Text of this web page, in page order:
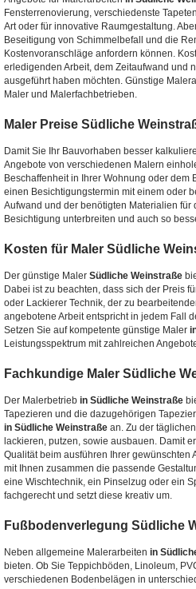
Fensterrenovierung, verschiedenste
Art oder für innovative Raumgestaltung.
Beseitigung von Schimmelbefall und die
Kostenvoranschläge anfordern können.
erledigenden Arbeit, dem Zeitaufwand und
ausgeführt haben möchten. Günstige
Maler und Malerfachbetrieben.
Maler Preise Südliche
Damit Sie Ihr Bauvorhaben besser
Angebote von verschiedenen Malern
Beschaffenheit in Ihrer Wohnung oder dem
einen Besichtigungstermin mit einem oder
Aufwand und der benötigten Materialien
Besichtigung unterbreiten und auch so
Kosten für Maler Südliche
Der günstige Maler Südliche Weinstraße
Dabei ist zu beachten, dass sich der Preis
oder Lackierer Technik, der zu
angebotene Arbeit entspricht in jedem Fall
Setzen Sie auf kompetente günstige Maler
Leistungsspektrum mit zahlreichen
Fachkundige Maler Südliche
Der Malerbetrieb in Südliche Weinstraße
Tapezieren und die dazugehörigen
in Südliche Weinstraße an. Zu der
lackieren, putzen, sowie ausbauen. Damit
Qualität beim ausführen Ihrer gewünschten
mit Ihnen zusammen die passende
eine Wischtechnik, ein Pinselzug oder ein
fachgerecht und setzt diese kreativ um.
Fußbodenverlegung Südliche
Neben allgemeine Malerarbeiten in
bieten. Ob Sie Teppichböden, Linoleum,
verschiedenen Bodenbelägen in